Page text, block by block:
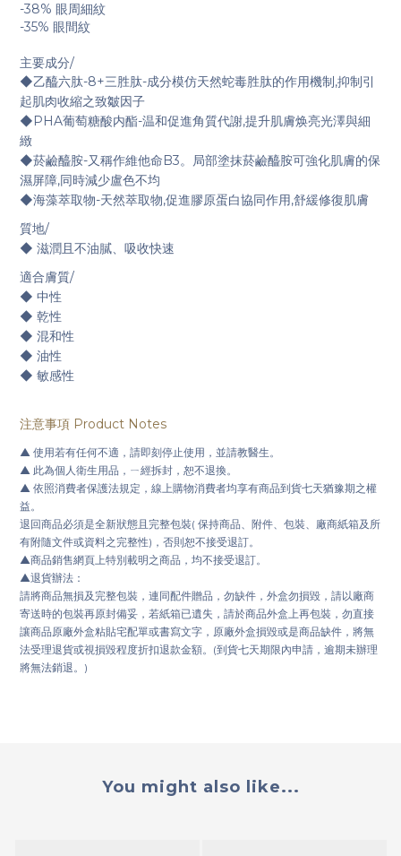
-38% 眼周細紋
-35% 眼間紋
主要成分/
◆乙醯六肽-8+三胜肽-成分模仿天然蛇毒胜肽的作用機制,抑制引
起肌肉收縮之致皺因子
◆PHA葡萄糖酸内酯-温和促進角質代謝,提升肌膚焕亮光澤與細
緻
◆菸鹼醯胺-又稱作維他命B3。局部塗抹菸鹼醯胺可強化肌膚的保
濕屏障,同時減少盧色不均
◆海藻萃取物-天然萃取物,促進膠原蛋白協同作用,舒緩修復肌膚
質地/
◆ 滋潤且不油膩、吸收快速
適合膚質/
◆ 中性
◆ 乾性
◆ 混和性
◆ 油性
◆ 敏感性
注意事項 Product Notes
▲ 使用若有任何不適，請即刻停止使用，並請教醫生。
▲ 此為個人衛生用品，ㄧ經拆封，恕不退換。
▲ 依照消費者保護法規定，線上購物消費者均享有商品到貨七天猶豫期之權
益。
退回商品必須是全新狀態且完整包裝( 保持商品、附件、包裝、廠商紙箱及所
有附隨文件或資料之完整性)，否則恕不接受退訂。
▲商品銷售網頁上特別載明之商品，均不接受退訂。
▲退貨辦法：
請將商品無損及完整包裝，連同配件贈品，勿缺件，外盒勿損毀，請以廠商
寄送時的包裝再原封備妥，若紙箱已遺失，請於商品外盒上再包裝，勿直接
讓商品原廠外盒粘貼宅配單或書寫文字，原廠外盒損毀或是商品缺件，將無
法受理退貨或視損毀程度折扣退款金額。(到貨七天期限內申請，逾期未辦理
將無法銷退。)
You might also like...